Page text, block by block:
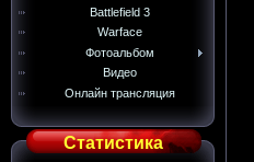
Battlefield 3
Warface
Фотоальбом
Видео
Онлайн трансляция
Статистика